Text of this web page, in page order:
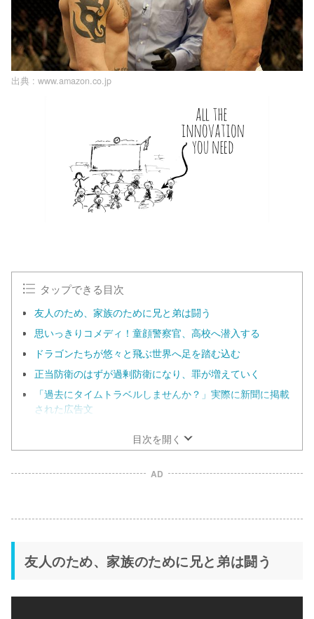
出典 : www.amazon.co.jp
タップできる目次
友人のため、家族のために兄と弟は闘う
思いっきりコメディ！童顔警察官、高校へ潜入する
ドラゴンたちが悠々と飛ぶ世界へ足を踏む込む
正当防衛のはずが過剰防衛になり、罪が増えていく
「過去にタイムトラベルしませんか？」実際に新聞に掲載
された広告文
目次を開く
AD
友人のため、家族のために兄と弟は闘う